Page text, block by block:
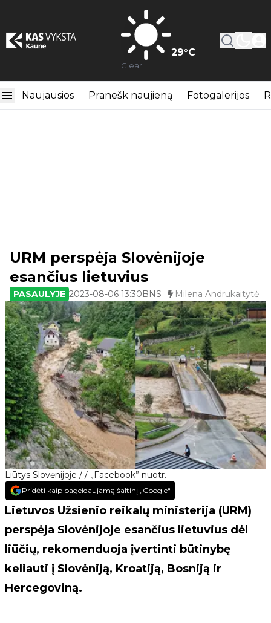
29°C
Clear
Naujausios Pranešk naujieną Fotogalerijos
Liūtys Slovėnijoje / / „Facebook” nuotr.
URM perspėja Slovėnijoje
esančius lietuvius
PASAULYJE 2023-08-06 13:30BNS Milena Andrukaitytė
Pridėti kaip pageidaujamą šaltinį „Google“
Lietuvos Užsienio reikalų ministerija (URM)
perspėja Slovėnijoje esančius lietuvius dėl
liūčių, rekomenduoja įvertinti būtinybę
keliauti į Slovėniją, Kroatiją, Bosniją ir
Hercegoviną.